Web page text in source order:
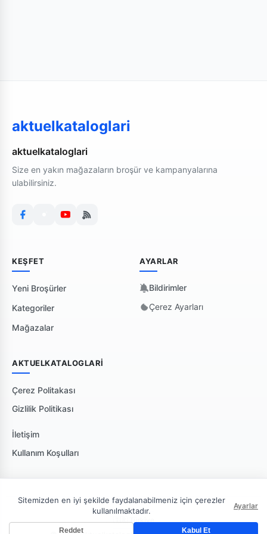
aktuelkataloglari
aktuelkataloglari
Size en yakın mağazaların broşür ve kampanyalarına
ulabilirsiniz.
KEŞFET
Yeni Broşürler
Kategoriler
Mağazalar
AYARLAR
Bildirimler
Çerez Ayarları
AKTUELKATALOGLARI
Çerez Politakası
Gizlilik Politikası
İletişim
Kullanım Koşulları
🇹🇷 Türkiye
Sitemizden en iyi şekilde faydalanabilmeniz için çerezler
kullanılmaktadır.
Ayarlar
Reddet Kabul Et